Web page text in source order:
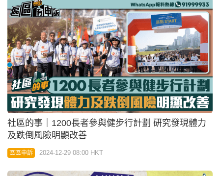
社區的事｜1200長者參與健步行計劃 研究發現體力
及跌倒風險明顯改善
區區申訴 2024-12-29 08:00 HKT